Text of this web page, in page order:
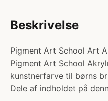
Beskrivelse
Pigment Art School Art
Pigment Art School
kunstnerfarve til børns
Dele af indholdet på